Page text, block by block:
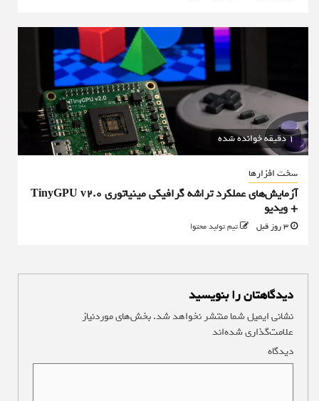
1 دقیقه خوانده شده
سخت افزارها
آزمایش‌های عملکرد تراشه گرافیکی مینیاتوری TinyGPU v2.0
+ ویدیو
تیم تولید محتوا
دیدگاهتان را بنویسید
نشانی ایمیل شما منتشر نخواهد شد.بخش‌های موردنیاز
علامت‌گذاری شده‌اند
دیدگاه